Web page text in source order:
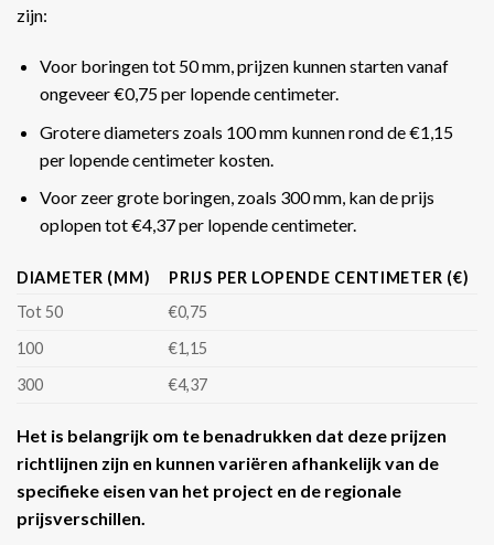
zijn:
Voor boringen tot 50 mm, prijzen kunnen starten vanaf
ongeveer €0,75 per lopende centimeter.
Grotere diameters zoals 100 mm kunnen rond de €1,15
per lopende centimeter kosten.
Voor zeer grote boringen, zoals 300 mm, kan de prijs
oplopen tot €4,37 per lopende centimeter​​.
DIAMETER (MM)
PRIJS PER LOPENDE CENTIMETER (€)
Tot 50
€0,75
100
€1,15
300
€4,37
Het is belangrijk om te benadrukken dat deze prijzen
richtlijnen zijn en kunnen variëren afhankelijk van de
specifieke eisen van het project en de regionale
prijsverschillen.